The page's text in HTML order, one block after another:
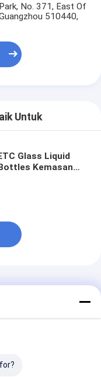
No. 371, East Of
510440,
Untuk
Glass Liquid
Kemasan